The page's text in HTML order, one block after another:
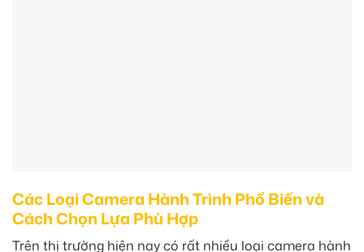
Các Loại Camera Hành Trình Phổ Biến và
Cách Chọn Lựa Phù Hợp
Trên thị trường hiện nay có rất nhiều loại camera hành